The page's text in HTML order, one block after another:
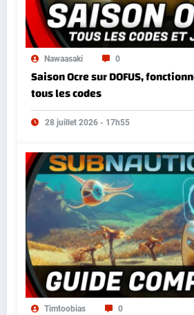
Nawaasaki 0
Saison Ocre sur DOFUS,
tous les codes
28 juillet 2026 - 17h55
Timtoobias 0